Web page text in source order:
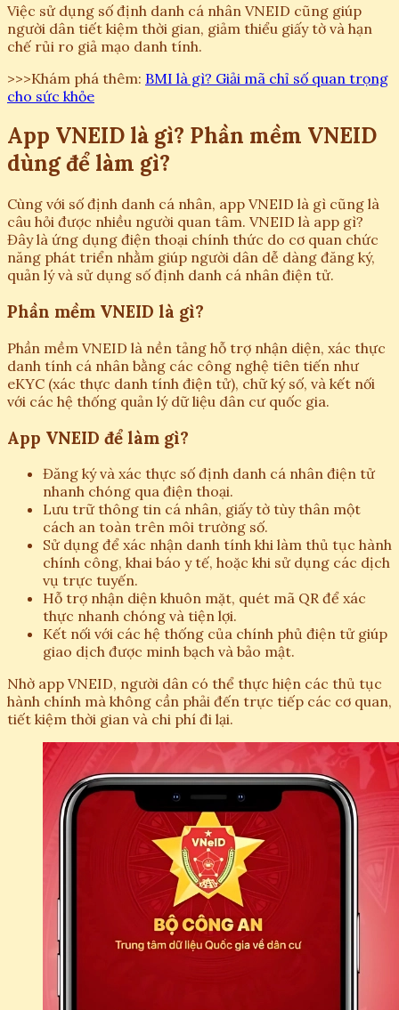
Việc sử dụng số định danh cá nhân VNEID cũng giúp
người dân tiết kiệm thời gian, giảm thiểu giấy tờ và hạn
chế rủi ro giả mạo danh tính.
>>>Khám phá thêm: BMI là gì? Giải mã chỉ số quan trọng
cho sức khỏe
App VNEID là gì? Phần mềm VNEID
dùng để làm gì?
Cùng với số định danh cá nhân, app VNEID là gì cũng là
câu hỏi được nhiều người quan tâm. VNEID là app gì?
Đây là ứng dụng điện thoại chính thức do cơ quan chức
năng phát triển nhằm giúp người dân dễ dàng đăng ký,
quản lý và sử dụng số định danh cá nhân điện tử.
Phần mềm VNEID là gì?
Phần mềm VNEID là nền tảng hỗ trợ nhận diện, xác thực
danh tính cá nhân bằng các công nghệ tiên tiến như
eKYC (xác thực danh tính điện tử), chữ ký số, và kết nối
với các hệ thống quản lý dữ liệu dân cư quốc gia.
App VNEID để làm gì?
Đăng ký và xác thực số định danh cá nhân điện tử
nhanh chóng qua điện thoại.
Lưu trữ thông tin cá nhân, giấy tờ tùy thân một
cách an toàn trên môi trường số.
Sử dụng để xác nhận danh tính khi làm thủ tục hành
chính công, khai báo y tế, hoặc khi sử dụng các dịch
vụ trực tuyến.
Hỗ trợ nhận diện khuôn mặt, quét mã QR để xác
thực nhanh chóng và tiện lợi.
Kết nối với các hệ thống của chính phủ điện tử giúp
giao dịch được minh bạch và bảo mật.
Nhờ app VNEID, người dân có thể thực hiện các thủ tục
hành chính mà không cần phải đến trực tiếp các cơ quan,
tiết kiệm thời gian và chi phí đi lại.